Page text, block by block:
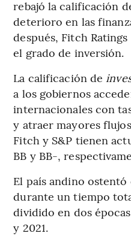
rebajó la calificación
deterioro en las
después, Fitch
el grado de inversión.
La calificación de
a los gobiernos
internacionales con
y atraer mayores
Fitch y S&P tienen
BB y BB-,
El país andino
durante un tiempo
dividido en dos
y 2021.